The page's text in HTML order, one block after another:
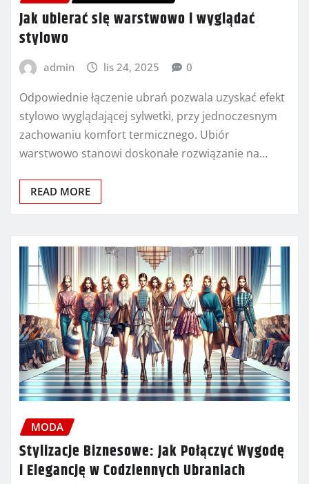
Jak ubierać się warstwowo i wyglądać
stylowo
admin lis 24, 2025 0
Odpowiednie łączenie ubrań pozwala uzyskać efekt
stylowo wyglądającej sylwetki, przy jednoczesnym
zachowaniu komfort termicznego. Ubiór
warstwowo stanowi doskonałe rozwiązanie na…
READ MORE
MODA
Stylizacje Biznesowe: Jak Połączyć Wygodę
i Elegancję w Codziennych Ubraniach